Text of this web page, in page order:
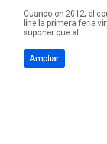
Cuando en 2012, el
line la primera feria
suponer que al...
Ampliar